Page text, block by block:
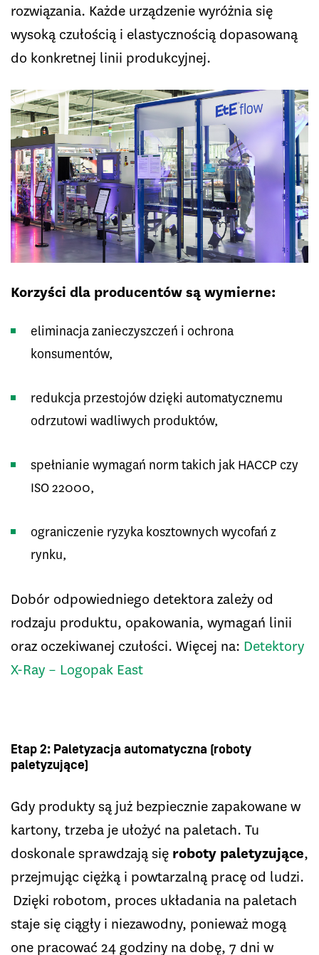
rozwiązania. Każde urządzenie wyróżnia się
wysoką czułością i elastycznością dopasowaną
do konkretnej linii produkcyjnej.
Korzyści dla producentów są wymierne:
eliminacja zanieczyszczeń i ochrona
konsumentów,
redukcja przestojów dzięki automatycznemu
odrzutowi wadliwych produktów,
spełnianie wymagań norm takich jak HACCP czy
ISO 22000,
ograniczenie ryzyka kosztownych wycofań z
rynku,
Dobór odpowiedniego detektora zależy od
rodzaju produktu, opakowania, wymagań linii
oraz oczekiwanej czułości. Więcej na: Detektory
X-Ray – Logopak East
Etap 2: Paletyzacja automatyczna (roboty
paletyzujące)
Gdy produkty są już bezpiecznie zapakowane w
kartony, trzeba je ułożyć na paletach. Tu
doskonale sprawdzają się roboty paletyzujące,
przejmując ciężką i powtarzalną pracę od ludzi.
Dzięki robotom, proces układania na paletach
staje się ciągły i niezawodny, ponieważ mogą
one pracować 24 godziny na dobę, 7 dni w